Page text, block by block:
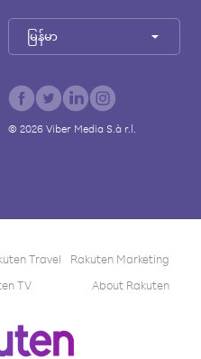
မြန်မာ
© 2026Viber Media S.à r.l.
Travel
Rakuten Marketing
TV About Rakuten